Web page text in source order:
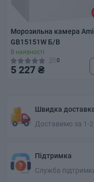
Морозильна камера
GB15151W Б/В
В наявності
0
5 227 ₴
Швидка
Доставимо за 1-
Підтримка
Служба